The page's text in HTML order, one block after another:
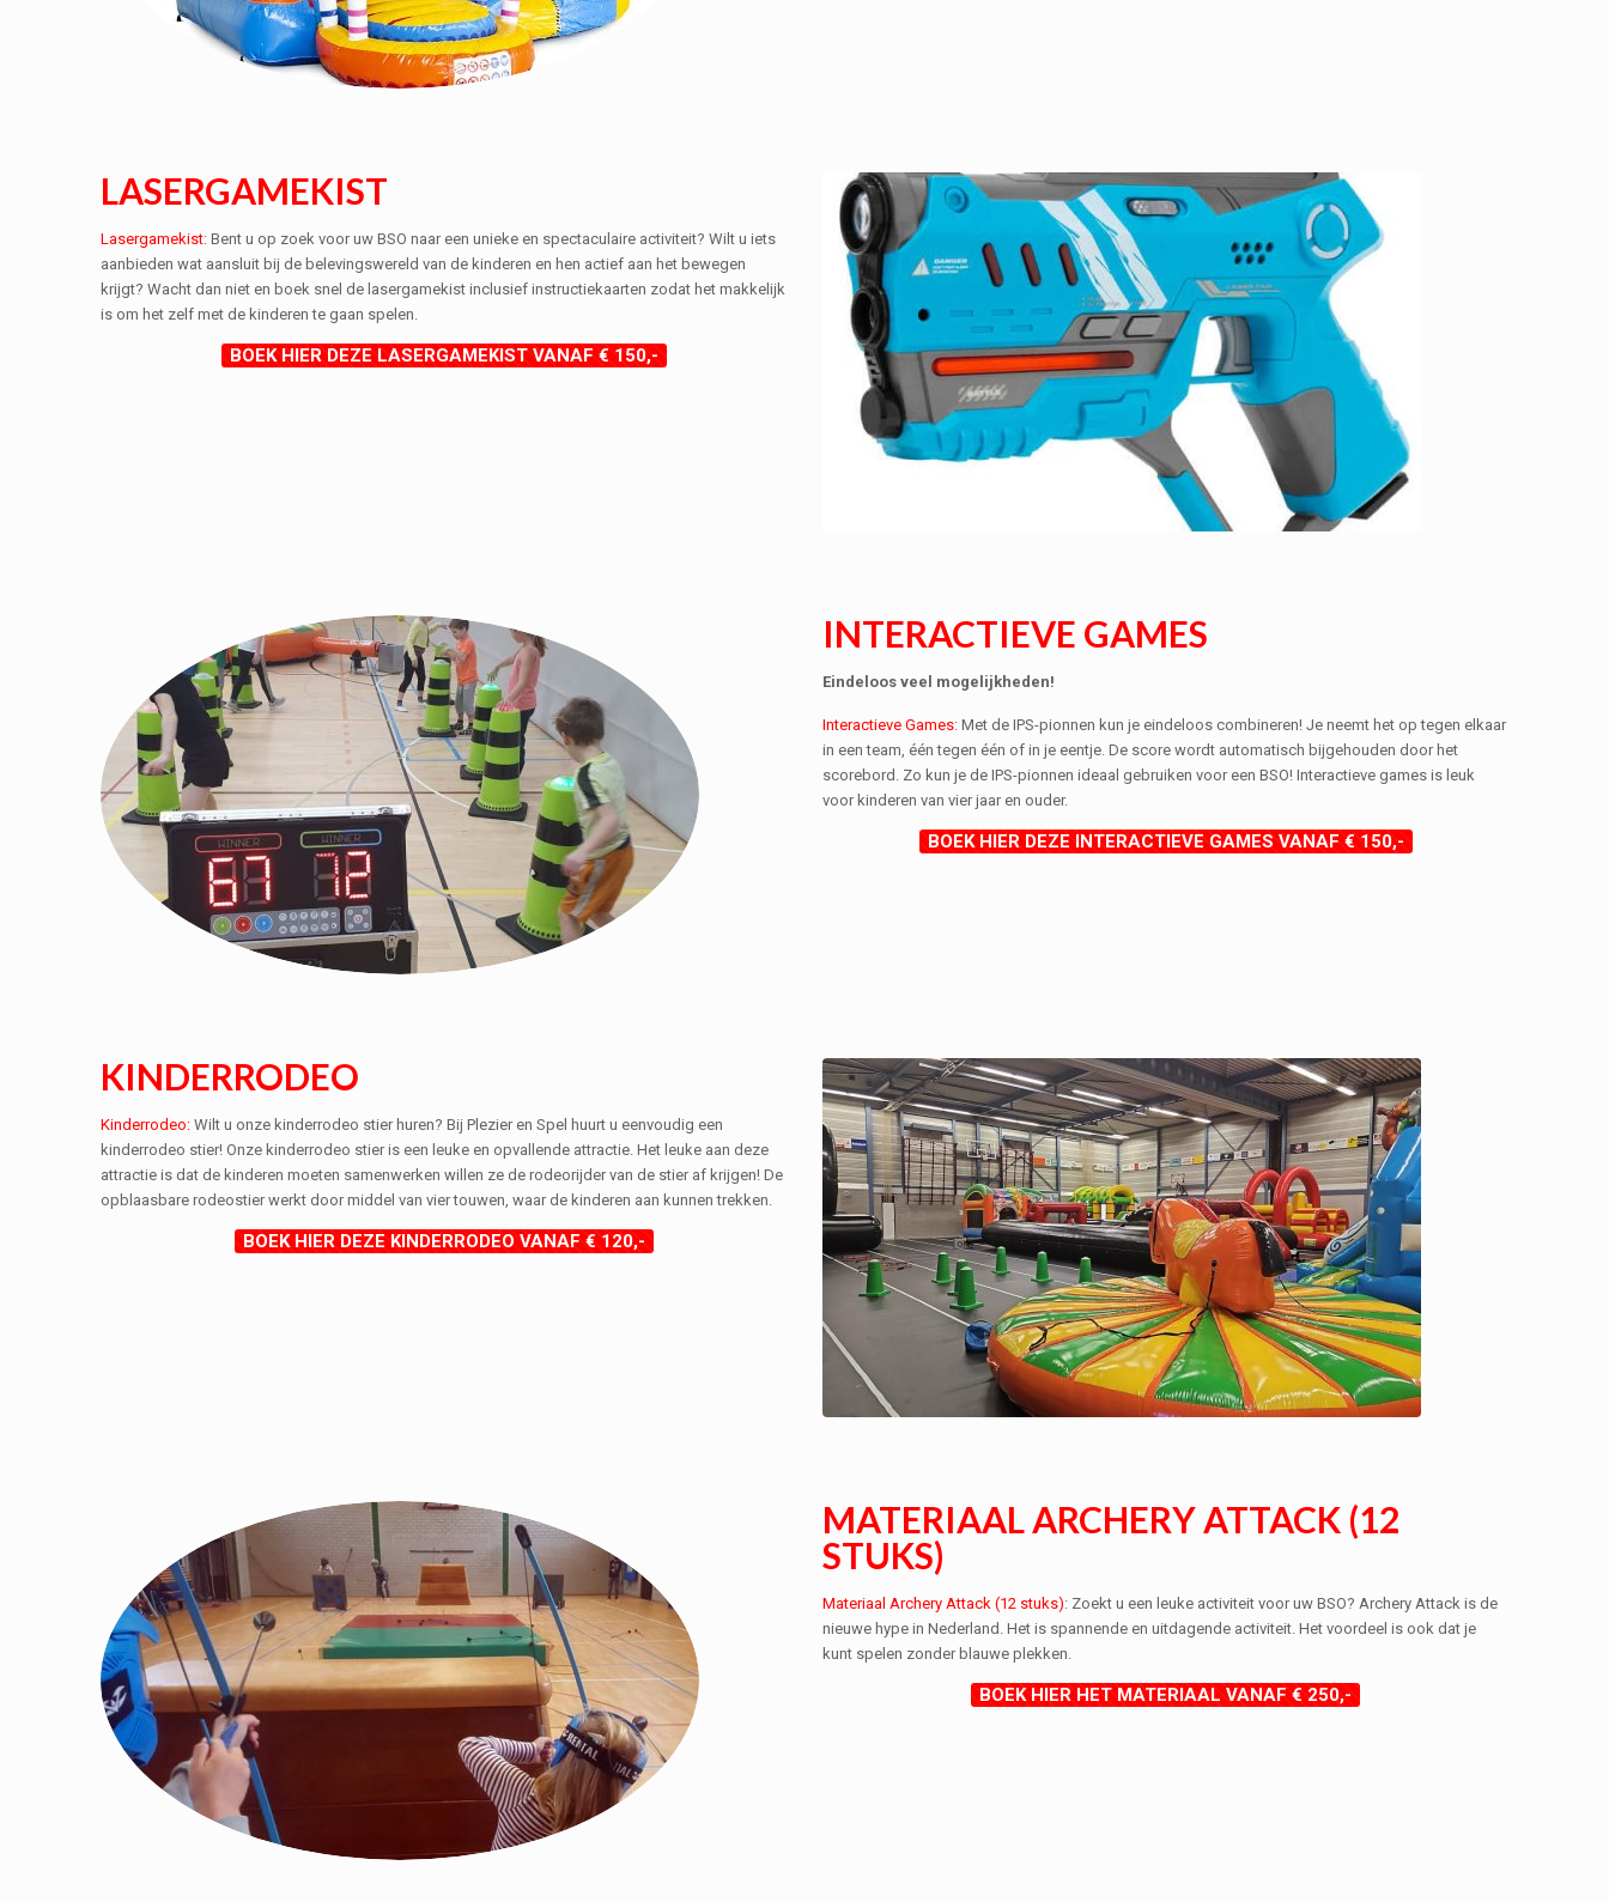
LASERGAMEKIST
Lasergamekist: Bent u op zoek voor uw BSO naar een unieke en spectaculaire activiteit? Wilt u iets
aanbieden wat aansluit bij de belevingswereld van de kinderen en hen actief aan het bewegen
krijgt? Wacht dan niet en boek snel de lasergamekist inclusief instructiekaarten zodat het makkelijk
is om het zelf met de kinderen te gaan spelen.
BOEK HIER DEZE LASERGAMEKIST VANAF € 150,-
INTERACTIEVE GAMES
Eindeloos veel mogelijkheden!
Interactieve Games: Met de IPS-pionnen kun je eindeloos combineren! Je neemt het op tegen elkaar
in een team, één tegen één of in je eentje. De score wordt automatisch bijgehouden door het
scorebord. Zo kun je de IPS-pionnen ideaal gebruiken voor een BSO! Interactieve games is leuk
voor kinderen van vier jaar en ouder.
BOEK HIER DEZE INTERACTIEVE GAMES VANAF € 150,-
KINDERRODEO
Kinderrodeo: Wilt u onze kinderrodeo stier huren? Bij Plezier en Spel huurt u eenvoudig een
kinderrodeo stier! Onze kinderrodeo stier is een leuke en opvallende attractie. Het leuke aan deze
attractie is dat de kinderen moeten samenwerken willen ze de rodeorijder van de stier af krijgen! De
opblaasbare rodeostier werkt door middel van vier touwen, waar de kinderen aan kunnen trekken.
BOEK HIER DEZE KINDERRODEO VANAF € 120,-
MATERIAAL ARCHERY ATTACK (12
STUKS)
Materiaal Archery Attack (12 stuks): Zoekt u een leuke activiteit voor uw BSO? Archery Attack is de
nieuwe hype in Nederland. Het is spannende en uitdagende activiteit. Het voordeel is ook dat je
kunt spelen zonder blauwe plekken.
BOEK HIER HET MATERIAAL VANAF € 250,-